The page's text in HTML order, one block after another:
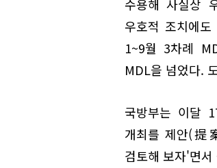
수용해 사실상
우호적 조치에
1~9월 3차례
MDL을 넘었다.
국방부는 이달
개최를 제안(提
검토해 보자'면